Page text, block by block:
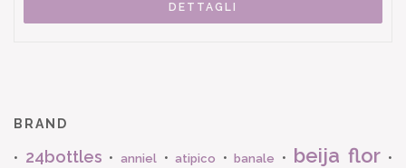
DETTAGLI
BRAND
• 24bottles • anniel•atipico •banale • beija flor •